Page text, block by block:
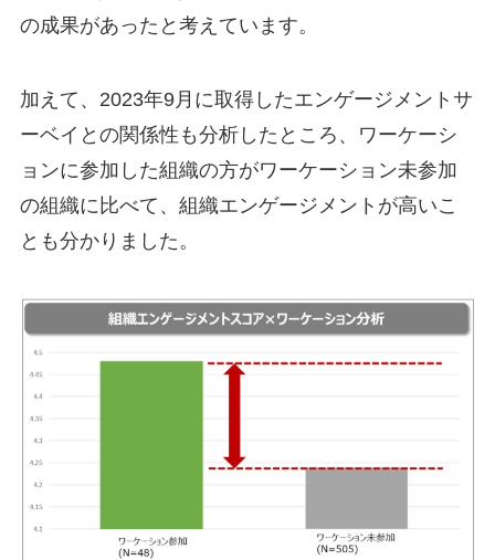
の成果があったと考えています。
加えて、2023年9月に取得したエンゲージメントサ
ーベイとの関係性も分析したところ、ワーケーシ
ョンに参加した組織の方がワーケーション未参加
の組織に比べて、組織エンゲージメントが高いこ
とも分かりました。